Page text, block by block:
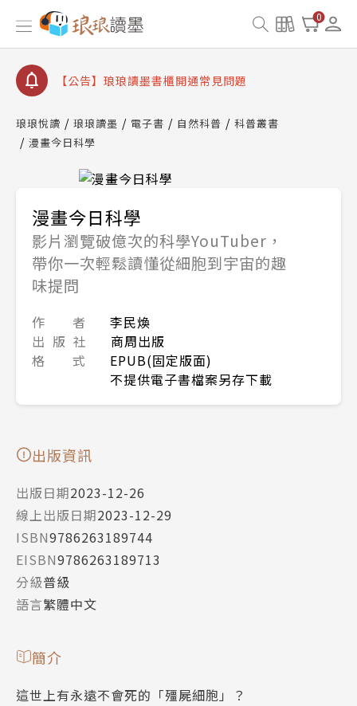
0
【公告】琅琅書店服務升級重要說明及資產合併結果
查詢
【公告】琅琅讀墨數位閱讀資產合併與書櫃開通申請
【公告】琅琅讀墨書櫃開通常見問題
請圖文教學
【公告】琅琅書店服務升級重要說明及資產合併結果
查詢
【公告】琅琅讀墨數位閱讀資產合併與書櫃開通申請
琅琅悅讀 琅琅讀墨 電子書 自然科普
科普叢書
漫畫今日科學
漫畫今日科學
影片瀏覽破億次的科學YouTuber，
帶你一次輕鬆讀懂從細胞到宇宙的趣
味提問
作 者
李民煥
出 版 社
商周出版
格 式
EPUB(固定版面)
不提供電子書檔案另存下載
出版資訊
出版日期2023-12-26
線上出版日期2023-12-29
ISBN9786263189744
EISBN9786263189713
分級普級
語言繁體中文
簡介
這世上有永遠不會死的「殭屍細胞」？